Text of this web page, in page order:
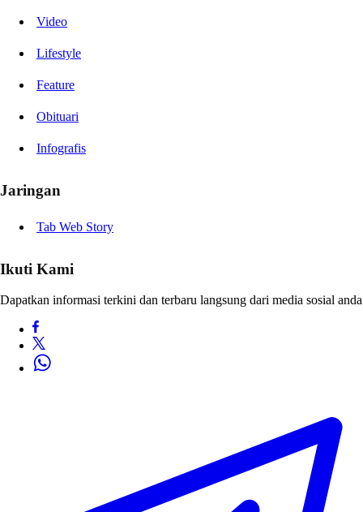
Video
Lifestyle
Feature
Obituari
Infografis
Jaringan
Tab Web Story
Ikuti Kami
Dapatkan informasi terkini dan terbaru langsung dari media sosial anda